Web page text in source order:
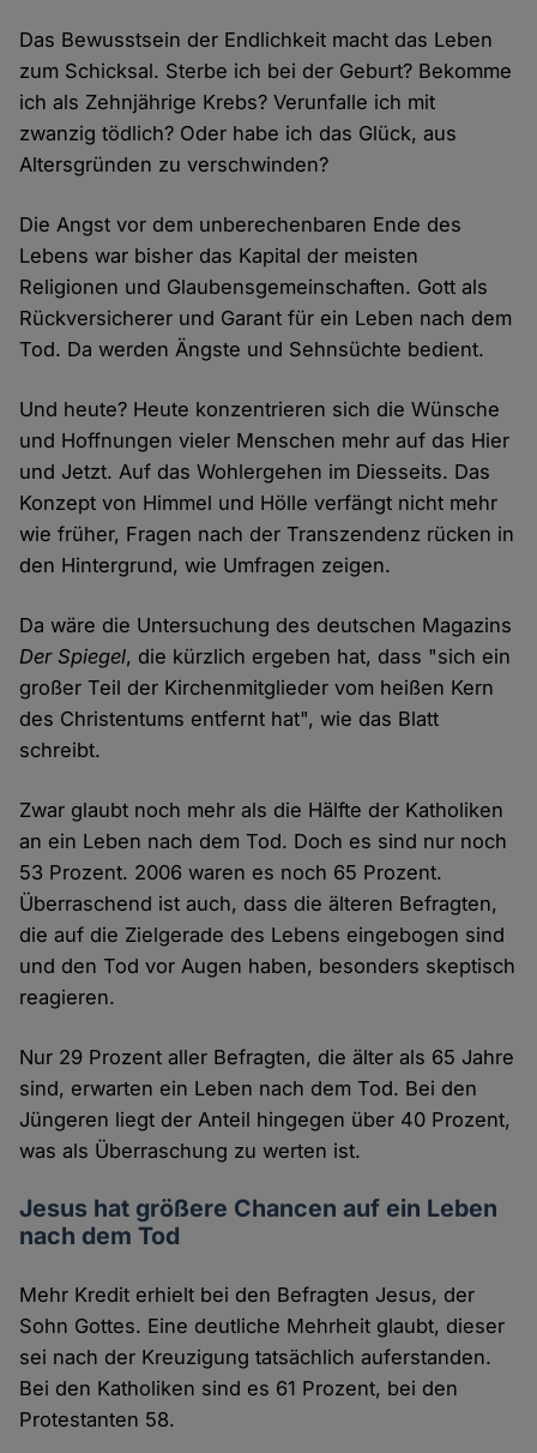
Das Bewusstsein der Endlichkeit macht das Leben
zum Schicksal. Sterbe ich bei der Geburt? Bekomme
ich als Zehnjährige Krebs? Verunfalle ich mit
zwanzig tödlich? Oder habe ich das Glück, aus
Altersgründen zu verschwinden?
Die Angst vor dem unberechenbaren Ende des
Lebens war bisher das Kapital der meisten
Religionen und Glaubensgemeinschaften. Gott als
Rückversicherer und Garant für ein Leben nach dem
Tod. Da werden Ängste und Sehnsüchte bedient.
Und heute? Heute konzentrieren sich die Wünsche
und Hoffnungen vieler Menschen mehr auf das Hier
und Jetzt. Auf das Wohlergehen im Diesseits. Das
Konzept von Himmel und Hölle verfängt nicht mehr
wie früher, Fragen nach der Transzendenz rücken in
den Hintergrund, wie Umfragen zeigen.
Da wäre die Untersuchung des deutschen Magazins
Der Spiegel, die kürzlich ergeben hat, dass "sich ein
großer Teil der Kirchenmitglieder vom heißen Kern
des Christentums entfernt hat", wie das Blatt
schreibt.
Zwar glaubt noch mehr als die Hälfte der Katholiken
an ein Leben nach dem Tod. Doch es sind nur noch
53 Prozent. 2006 waren es noch 65 Prozent.
Überraschend ist auch, dass die älteren Befragten,
die auf die Zielgerade des Lebens eingebogen sind
und den Tod vor Augen haben, besonders skeptisch
reagieren.
Nur 29 Prozent aller Befragten, die älter als 65 Jahre
sind, erwarten ein Leben nach dem Tod. Bei den
Jüngeren liegt der Anteil hingegen über 40 Prozent,
was als Überraschung zu werten ist.
Jesus hat größere Chancen auf ein Leben
nach dem Tod
Mehr Kredit erhielt bei den Befragten Jesus, der
Sohn Gottes. Eine deutliche Mehrheit glaubt, dieser
sei nach der Kreuzigung tatsächlich auferstanden.
Bei den Katholiken sind es 61 Prozent, bei den
Protestanten 58.